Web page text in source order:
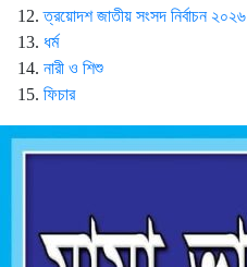
ত্রয়োদশ জাতীয় সংসদ নির্বাচন ২০২৬
ধর্ম
নারী ও শিশু
ফিচার